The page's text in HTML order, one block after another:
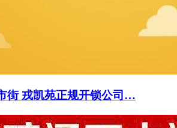
街 戎凯苑正规开锁公司…